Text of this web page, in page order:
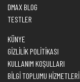
DMAX BLOG
TESTLER
KÜNYE
GİZLİLİK POLİTİKASI
KULLANIM KOŞULLARI
BİLGİ TOPLUMU HİZMETLERİ